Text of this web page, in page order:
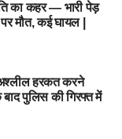
का कहर — भारी पेड़
मौत, कई घायल |
हरकत करने
पुलिस की गिरफ्त में